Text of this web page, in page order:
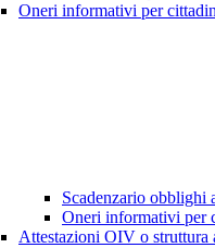
Oneri informativi per
Scadenzario obblighi
Oneri informativi per
Attestazioni OIV o struttura